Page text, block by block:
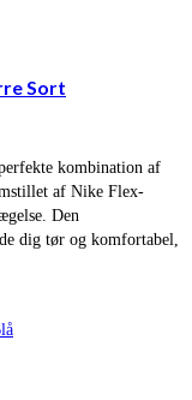
Sort
kombination af
af Nike Flex-
Den
dig tør og komfortabel,